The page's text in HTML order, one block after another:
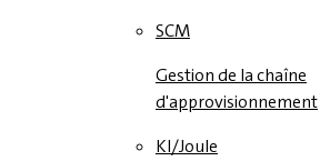
SCM
Gestion de la chaîne
d'approvisionnement
KI/Joule